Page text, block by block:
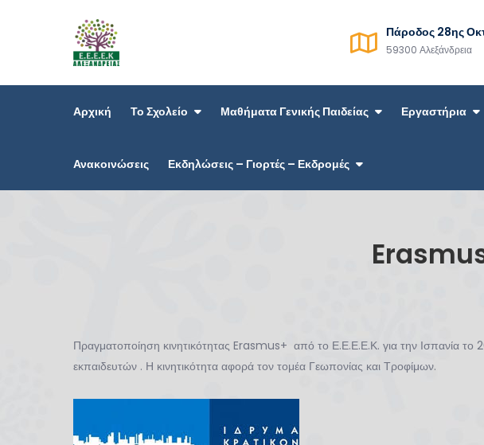
ΕΕΕΕΚ ΑΛΕΞΑΝΔΡΕΙΑΣ
Πάροδος 28ης
59300 Αλεξάνδρεια
Αρχική Το Σχολείο Μαθήματα Γενικής Παιδείας Εργαστήρια
Ανακοινώσεις Εκδηλώσεις – Γιορτές – Εκδρομές
Πραγματοποίηση κινητικότητας Erasmus+ από το Ε.Ε.Ε.Ε.Κ. για την Ισπανία το
εκπαιδευτών . Η κινητικότητα αφορά τον τομέα Γεωπονίας και Τροφίμων.